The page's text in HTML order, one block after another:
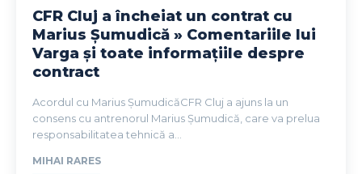
CFR Cluj a încheiat un contrat cu
Marius Șumudică » Comentariile lui
Varga și toate informațiile despre
contract
Acordul cu Marius ȘumudicăCFR Cluj a ajuns la un
consens cu antrenorul Marius Șumudică, care va prelua
responsabilitatea tehnică a...
MIHAI RARES